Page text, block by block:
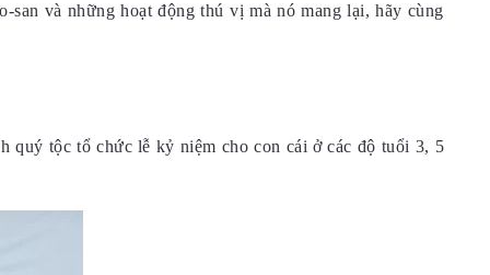
và những hoạt động thú vị mà nó mang lại, hãy cùng
quý tộc tổ chức lễ kỷ niệm cho con cái ở các độ tuổi 3, 5